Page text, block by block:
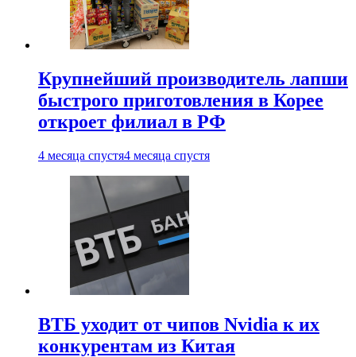
Крупнейший производитель лапши
быстрого приготовления в Корее
откроет филиал в РФ
4 месяца спустя4 месяца спустя
ВТБ уходит от чипов Nvidia к их
конкурентам из Китая